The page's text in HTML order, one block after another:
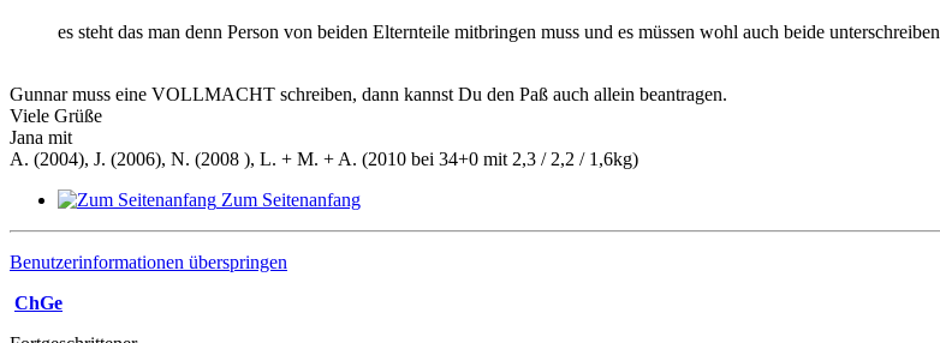
es steht das man denn Person von beiden Elternteile mitbringen muss und es müssen wohl auch beide unterschreiben
Gunnar muss eine VOLLMACHT schreiben, dann kannst Du den Paß auch allein beantragen.
Viele Grüße
Jana mit
A. (2004), J. (2006), N. (2008 ), L. + M. + A. (2010 bei 34+0 mit 2,3 / 2,2 / 1,6kg)
Zum Seitenanfang
Benutzerinformationen überspringen
ChGe